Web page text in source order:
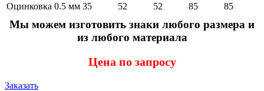
Оцинковка 0.5 мм 35 52 52 85 85
Мы можем изготовить знаки любого размера и
из любого материала
Цена по запросу
Заказать